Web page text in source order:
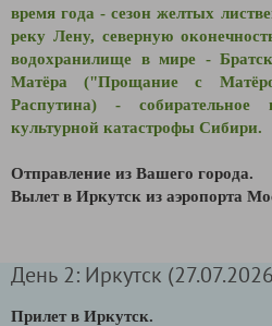
время года - сезон желтых
реку Лену, северную
водохранилище в мире -
Матёра ("Прощание с
Распутина) - собирательное
культурной катастрофы Сибири.
Отправление из Вашего города.
Вылет в Иркутск из аэропорта
День 2: Иркутск
Прилет в Иркутск.